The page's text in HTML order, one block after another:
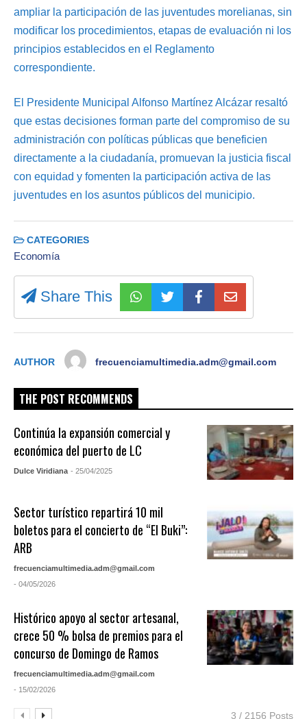
ampliar la participación de las juventudes morelianas, sin
modificar los procedimientos, etapas de evaluación ni los
principios establecidos en el Reglamento
correspondiente.
El Presidente Municipal Alfonso Martínez Alcázar resaltó
que estas decisiones forman parte del compromiso de su
administración con políticas públicas que beneficien
directamente a la ciudadanía, promuevan la justicia fiscal
con equidad y fomenten la participación activa de las
juventudes en los asuntos públicos del municipio.
CATEGORIES
Economía
Share This
AUTHOR frecuenciamultimedia.adm@gmail.com
THE POST RECOMMENDS
Continúa la expansión comercial y
económica del puerto de LC
Dulce Viridiana - 25/04/2025
Sector turístico repartirá 10 mil
boletos para el concierto de “El Buki”:
ARB
frecuenciamultimedia.adm@gmail.com
- 04/05/2026
Histórico apoyo al sector artesanal,
crece 50 % bolsa de premios para el
concurso de Domingo de Ramos
frecuenciamultimedia.adm@gmail.com
- 15/02/2026
3 / 2156 Posts